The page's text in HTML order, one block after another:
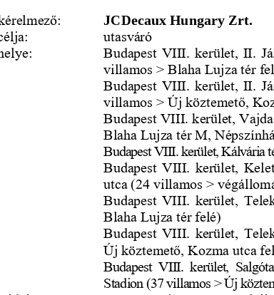
JCDecaux Hungary Zrt.
utasváró
Budapest VIII. kerület, II.
villamos > Blaha Lujza tér
Budapest VIII. kerület, II.
villamos > Új köztemető,
Budapest VIII. kerület,
Blaha Lujza tér M,
Budapest VIII. kerület, Kálvária
Budapest VIII. kerület,
utca (24 villamos >
Budapest VIII. kerület,
Blaha Lujza tér felé)
Budapest VIII. kerület,
Új köztemető, Kozma utca
Budapest VIII. kerület,
Stadion (37 villamos > Új